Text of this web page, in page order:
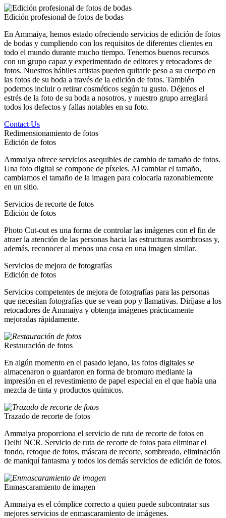
Edición profesional de fotos de bodas
En Ammaiya, hemos estado ofreciendo servicios de edición de fotos
de bodas y cumpliendo con los requisitos de diferentes clientes en
todo el mundo durante mucho tiempo. Tenemos buenos recursos
con un grupo capaz y experimentado de editores y retocadores de
fotos. Nuestros hábiles artistas pueden quitarle peso a su cuerpo en
las fotos de su boda a través de la edición de fotos. También
podemos incluir o retirar cosméticos según tu gusto. Déjenos el
estrés de la foto de su boda a nosotros, y nuestro grupo arreglará
todos los defectos y fallas notables en su foto.
Contact Us
Redimensionamiento de fotos
Edición de fotos
Ammaiya ofrece servicios asequibles de cambio de tamaño de fotos.
Una foto digital se compone de píxeles. Al cambiar el tamaño,
cambiamos el tamaño de la imagen para colocarla razonablemente
en un sitio.
Servicios de recorte de fotos
Edición de fotos
Photo Cut-out es una forma de controlar las imágenes con el fin de
atraer la atención de las personas hacia las estructuras asombrosas y,
además, reconocer al menos una cosa en una imagen similar.
Servicios de mejora de fotografías
Edición de fotos
Servicios competentes de mejora de fotografías para las personas
que necesitan fotografías que se vean pop y llamativas. Diríjase a los
retocadores de Ammaiya y obtenga imágenes prácticamente
mejoradas rápidamente.
Restauración de fotos
En algún momento en el pasado lejano, las fotos digitales se
almacenaron o guardaron en forma de bromuro mediante la
impresión en el revestimiento de papel especial en el que había una
mezcla de tinta y productos químicos.
Trazado de recorte de fotos
Ammaiya proporciona el servicio de ruta de recorte de fotos en
Delhi NCR. Servicio de ruta de recorte de fotos para eliminar el
fondo, retoque de fotos, máscara de recorte, sombreado, eliminación
de maniquí fantasma y todos los demás servicios de edición de fotos.
Enmascaramiento de imagen
Ammaiya es el cómplice correcto a quien puede subcontratar sus
mejores servicios de enmascaramiento de imágenes.